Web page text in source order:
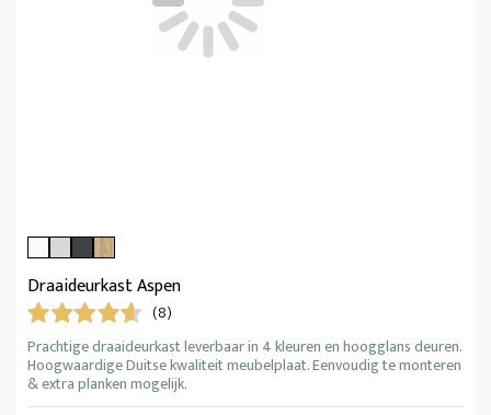
Draaideurkast Aspen
(8)
Prachtige draaideurkast leverbaar in 4 kleuren en hoogglans deuren.
Hoogwaardige Duitse kwaliteit meubelplaat. Eenvoudig te monteren
& extra planken mogelijk.